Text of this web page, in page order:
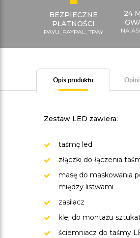
BEZPIECZNE
PŁATNOŚCI
PAYU, PAYPAL, TPAY
24
NA
Opis produktu
Zestaw LED zawiera:
taśmę led
złączki do łączenia
masę do maskowania
między listwami
zasilacz
klej do montażu
ściemniacz do taśmy